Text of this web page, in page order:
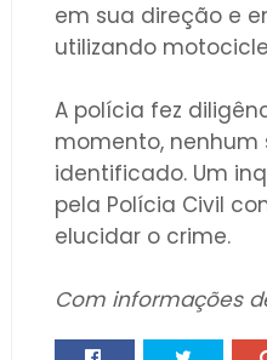
em sua direção e
utilizando
A polícia fez
momento, nenhum
identificado. Um
pela Polícia Civil
elucidar o crime.
Com informações